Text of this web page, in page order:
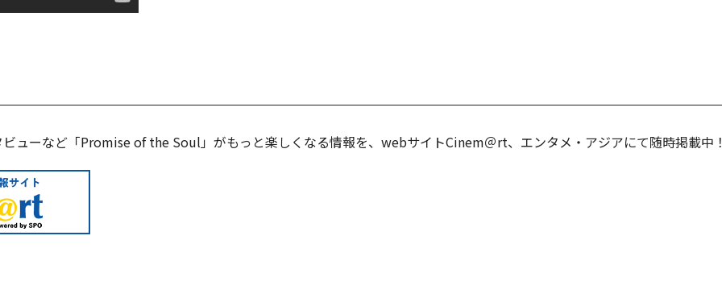
ューなど「Promise of the Soul」がもっと楽しくなる情報を、webサイトCinem＠rt、エンタメ・アジアにて随時掲載中